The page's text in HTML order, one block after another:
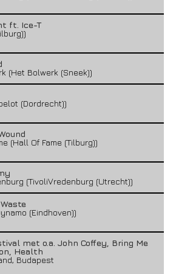
ft. Ice-T
(Het Bolwerk (Sneek))
(Dordrecht))
(Hall Of Fame (Tilburg))
(TivoliVredenburg (Utrecht))
(Eindhoven))
met o.a. John Coffey, Bring Me
Health
Budapest